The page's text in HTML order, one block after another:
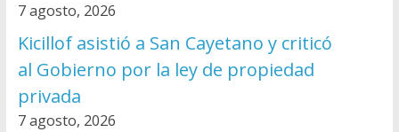
7 agosto, 2026
Kicillof asistió a San Cayetano y criticó
al Gobierno por la ley de propiedad
privada
7 agosto, 2026